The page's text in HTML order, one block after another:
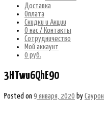
Доставка
Оплата
Скидки и Акции
О нас / Контакты
Сотрудничество
Мой аккаунт
0 руб.
3HTwu6QhE90
Posted on 9 января, 2020 by Саурон